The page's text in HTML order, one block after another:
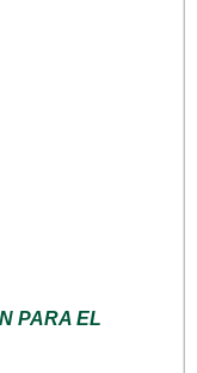
PARA EL